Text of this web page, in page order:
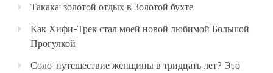
Такака: золотой отдых в Золотой бухте
Как Хифи-Трек стал моей новой любимой Большой
Прогулкой
Соло-путешествие женщины в тридцать лет? Это